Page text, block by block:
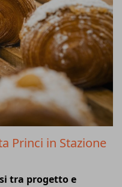
Princi in Stazione
tra progetto e